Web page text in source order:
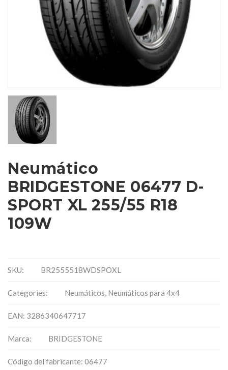
Neumático
BRIDGESTONE 06477 D-
SPORT XL 255/55 R18
109W
SKU: BR2555518WDSPOXL
Categories: Neumáticos, Neumáticos para 4x4
EAN: 3286340647717
Marca: BRIDGESTONE
Código del fabricante: 06477